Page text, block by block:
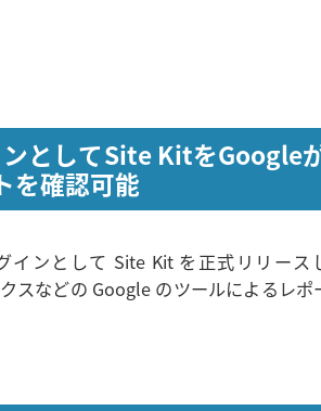
としてSite KitをGoogle
を確認可能
インとして Site Kit を正式リリー
スなどの Google のツールによるレ